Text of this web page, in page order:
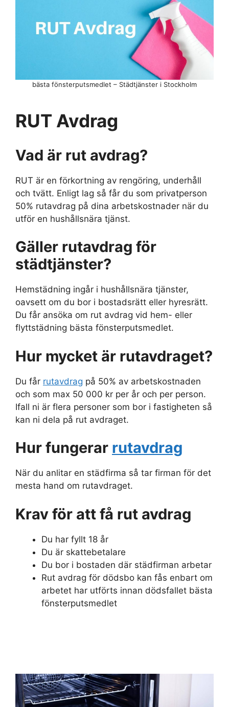
RUT Avdrag
Vad är rut avdrag?
RUT är en förkortning av rengöring, underhåll
och tvätt. Enligt lag så får du som privatperson
50% rutavdrag på dina arbetskostnader när du
utför en hushållsnära tjänst.
Gäller rutavdrag för
städtjänster?
Hemstädning ingår i hushållsnära tjänster,
oavsett om du bor i bostadsrätt eller hyresrätt.
Du får ansöka om rut avdrag vid hem- eller
flyttstädning bästa fönsterputsmedlet.
Hur mycket är rutavdraget?
Du får rutavdrag på 50% av arbetskostnaden
och som max 50 000 kr per år och per person.
Ifall ni är flera personer som bor i fastigheten så
kan ni dela på rut avdraget.
Hur fungerar rutavdrag
När du anlitar en städfirma så tar firman för det
mesta hand om rutavdraget.
Krav för att få rut avdrag
Du har fyllt 18 år
Du är skattebetalare
Du bor i bostaden där städfirman arbetar
Rut avdrag för dödsbo kan fås enbart om
arbetet har utförts innan dödsfallet bästa
fönsterputsmedlet
bästa fönsterputsmedlet – Städtjänster i Stockholm